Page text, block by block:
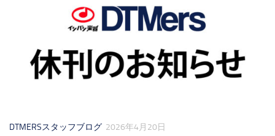
DTMERSスタッフブログ 2026年4月20日